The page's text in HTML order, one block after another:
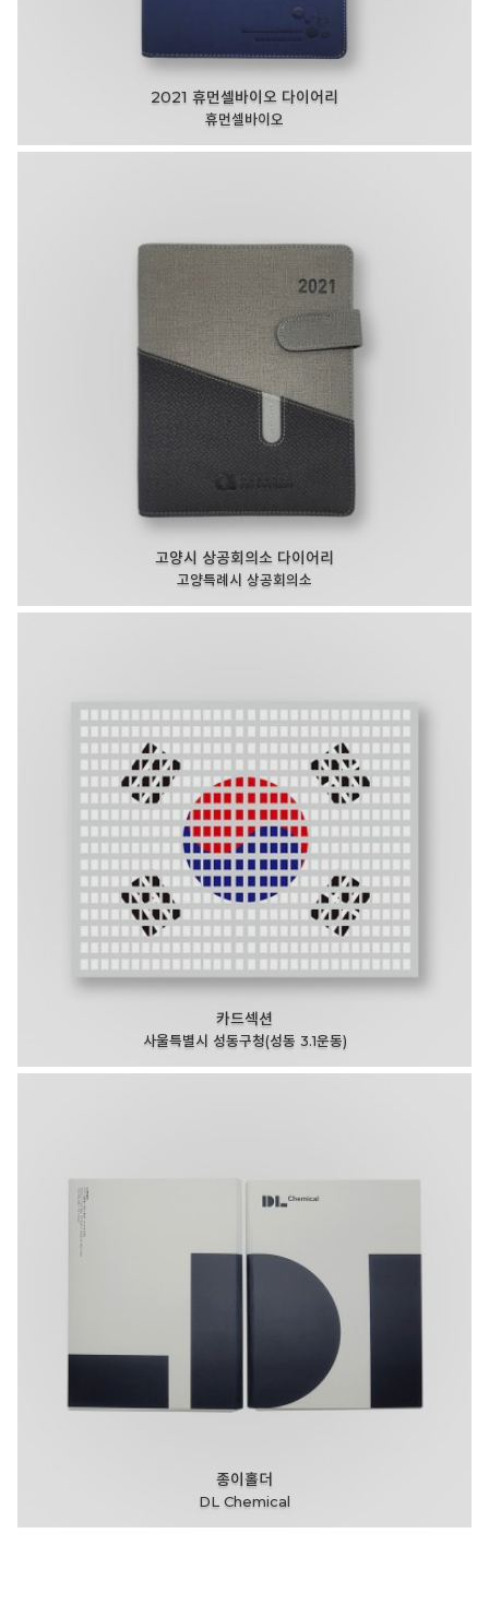
2021 휴먼셀바이오 다이어리
휴먼셀바이오
고양시 상공회의소 다이어리
고양특례시 상공회의소
카드섹션
사울특별시 성동구청(성동 3.1운동)
종이홀더
DL Chemical